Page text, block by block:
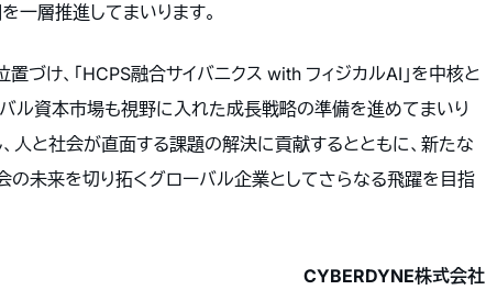
一層推進してまいります。
づけ、「HCPS融合サイバニクス with フィジカルAI」を中核と
ル資本市場も視野に入れた成長戦略の準備を進めてまいり
人と社会が直面する課題の解決に貢献するとともに、新たな
の未来を切り拓くグローバル企業としてさらなる飛躍を目指
CYBERDYNE株式会社